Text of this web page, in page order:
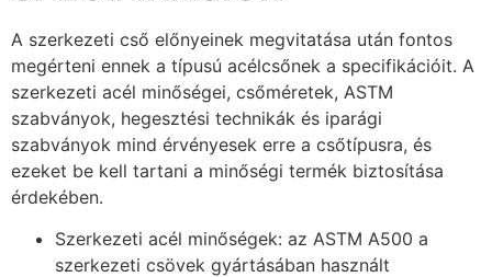
A szerkezeti cső előnyeinek megvitatása után fontos
megérteni ennek a típusú acélcsőnek a specifikációit. A
szerkezeti acél minőségei, csőméretek, ASTM
szabványok, hegesztési technikák és iparági
szabványok mind érvényesek erre a csőtípusra, és
ezeket be kell tartani a minőségi termék biztosítása
érdekében.
Szerkezeti acél minőségek: az ASTM A500 a
szerkezeti csövek gyártásában használt